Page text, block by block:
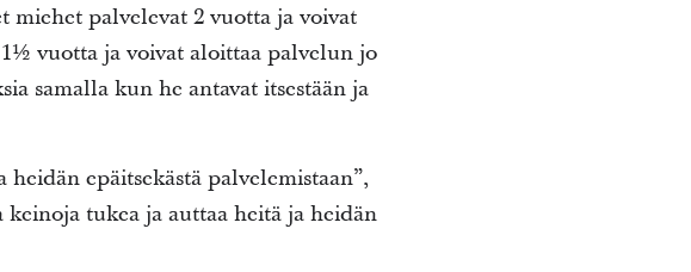
palvelevat 2 vuotta ja voivat
vuotta ja voivat aloittaa palvelun jo
samalla kun he antavat itsestään ja
epäitsekästä palvelemistaan”,
tukea ja auttaa heitä ja heidän